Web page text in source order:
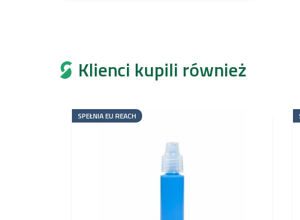
Klienci kupili również
SPEŁNIA EU REACH